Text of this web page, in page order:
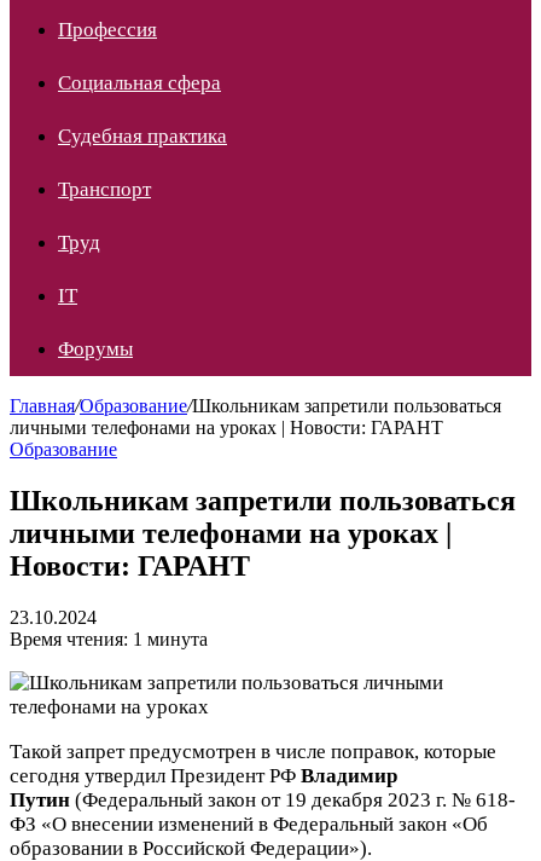
Профессия
Социальная сфера
Судебная практика
Транспорт
Труд
IT
Форумы
Главная/Образование/Школьникам запретили пользоваться
личными телефонами на уроках | Новости: ГАРАНТ
Образование
Школьникам запретили пользоваться
личными телефонами на уроках |
Новости: ГАРАНТ
23.10.2024
Время чтения: 1 минута
Такой запрет предусмотрен в числе поправок, которые
сегодня утвердил Президент РФ Владимир
Путин (Федеральный закон от 19 декабря 2023 г. № 618-
ФЗ «О внесении изменений в Федеральный закон «Об
образовании в Российской Федерации»).